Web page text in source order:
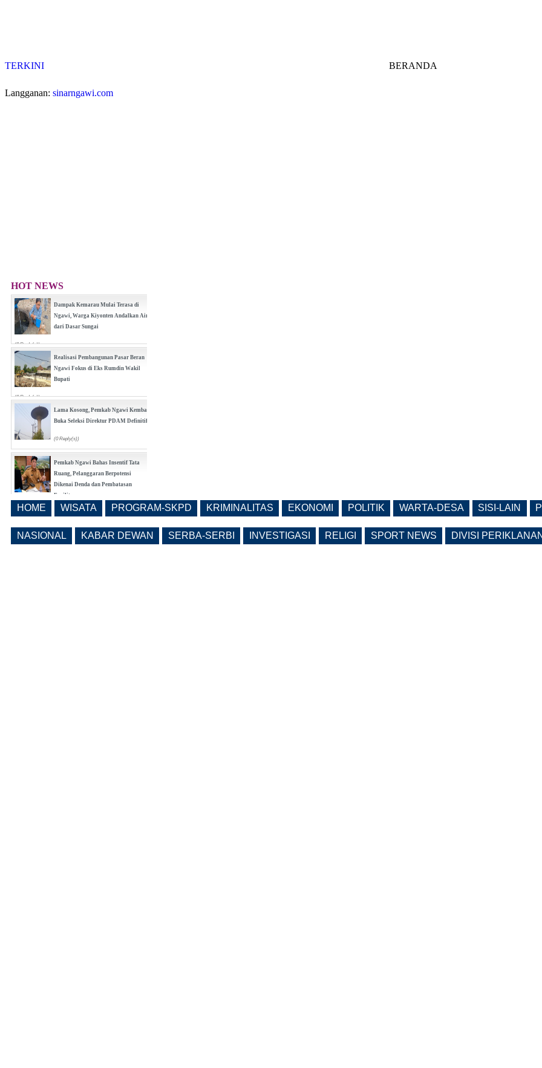
TERKINI BERANDA
Langganan: sinarngawi.com
HOT NEWS
(0 Reply(s))
Dampak Kemarau Mulai Terasa di
Ngawi, Warga Kiyonten Andalkan Air
dari Dasar Sungai
(0 Reply(s))
Realisasi Pembangunan Pasar Beran
Ngawi Fokus di Eks Rumdin Wakil
Bupati
(0 Reply(s))
Lama Kosong, Pemkab Ngawi Kembali
Buka Seleksi Direktur PDAM Definitif
(0 Reply(s))
Pemkab Ngawi Bahas Insentif Tata
Ruang, Pelanggaran Berpotensi
Dikenai Denda dan Pembatasan
Fasilitas
HOME WISATA PROGRAM-SKPD KRIMINALITAS EKONOMI POLITIK WARTA-DESA SISI-LAIN
NASIONAL KABAR DEWAN SERBA-SERBI INVESTIGASI RELIGI SPORT NEWS DIVISI